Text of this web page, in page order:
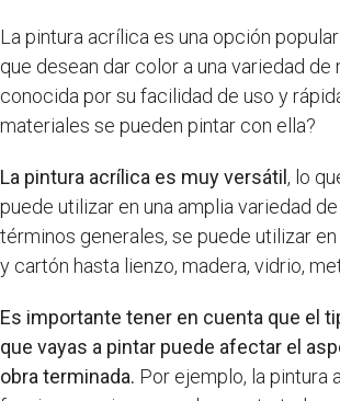
La pintura acrílica es una opción
que desean dar color a una variedad de
conocida por su facilidad de uso y
materiales se pueden pintar con ella?
La pintura acrílica es muy versátil , lo
puede utilizar en una amplia variedad
términos generales, se puede utilizar
y cartón hasta lienzo, madera, vidrio,
Es importante tener en cuenta que el
que vayas a pintar puede afectar el
obra terminada. Por ejemplo, la pintura